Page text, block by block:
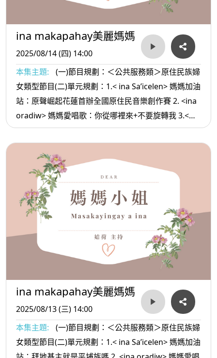
ina makapahay美麗媽媽
2025/08/14 (四) 14:00
本集主題:
(一)節目規劃：＜公共服務類＞原住民族婦
女類型節目(二)單元規劃：1.< ina Sa’icelen> 媽媽加油
站：原聲崛起花蓮首辦全國原住民音樂創作賽 2. <ina
oradiw> 媽媽愛唱歌：你從哪裡來+不要旋轉我 3.<
ina Masa’sa >媽媽放輕鬆:阿美族頭目命名的不同
ina makapahay美麗媽媽
2025/08/13 (三) 14:00
本集主題:
(一)節目規劃：＜公共服務類＞原住民族婦
女類型節目(二)單元規劃：1.< ina Sa’icelen> 媽媽加油